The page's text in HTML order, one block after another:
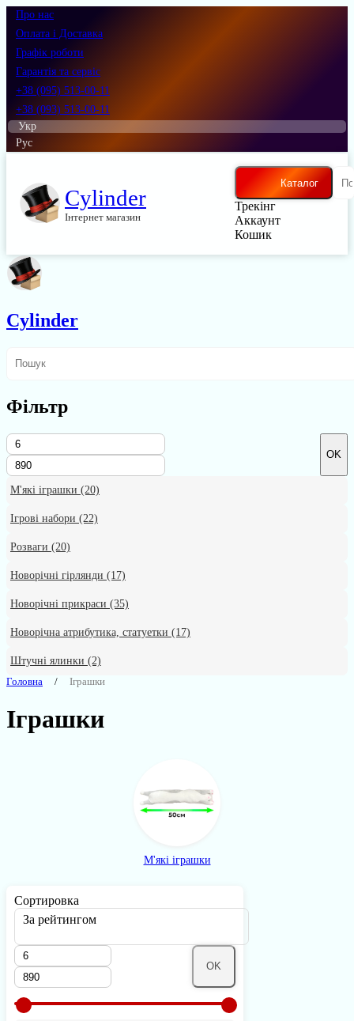
Про нас
Оплата і Доставка
Графік роботи
Гарантія та сервіс
+38 (095) 513-00-11
+38 (093) 513-00-11
Укр
Рус
Cylinder
Інтернет магазин
Каталог
Трекінг
Аккаунт
Кошик
Cylinder
Фільтр
OK
М'які іграшки (20)
Ігрові набори (22)
Розваги (20)
Новорічні гірлянди (17)
Новорічні прикраси (35)
Новорічна атрибутика, статуетки (17)
Штучні ялинки (2)
Головна
Іграшки
Іграшки
М'які іграшки
Сортировка
За рейтингом
OK